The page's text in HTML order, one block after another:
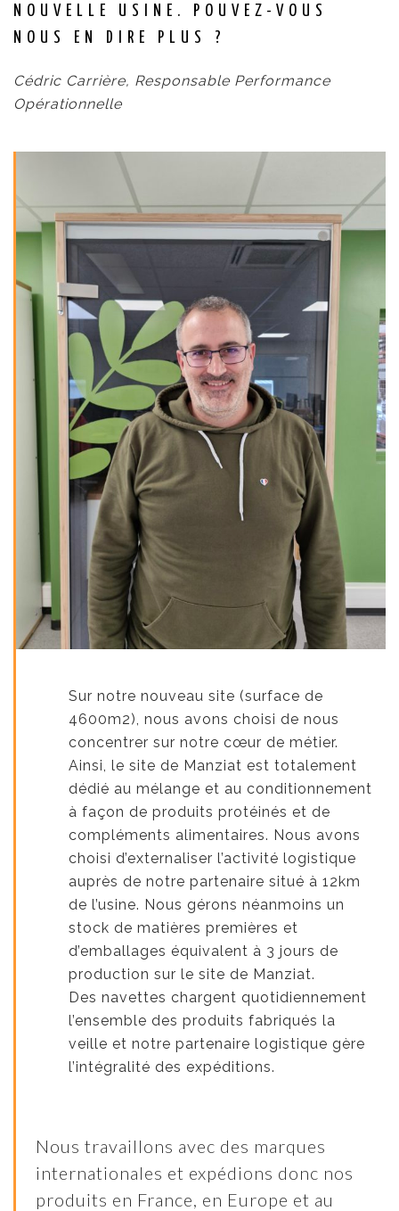
NOUVELLE USINE. POUVEZ-VOUS
NOUS EN DIRE PLUS ?
Cédric Carrière, Responsable Performance
Opérationnelle
Sur notre nouveau site (surface de
4600m2), nous avons choisi de nous
concentrer sur notre cœur de métier.
Ainsi, le site de Manziat est totalement
dédié au mélange et au conditionnement
à façon de produits protéinés et de
compléments alimentaires. Nous avons
choisi d’externaliser l’activité logistique
auprès de notre partenaire situé à 12km
de l’usine. Nous gérons néanmoins un
stock de matières premières et
d’emballages équivalent à 3 jours de
production sur le site de Manziat.
Des navettes chargent quotidiennement
l’ensemble des produits fabriqués la
veille et notre partenaire logistique gère
l’intégralité des expéditions.
Nous travaillons avec des marques
internationales et expédions donc nos
produits en France, en Europe et au